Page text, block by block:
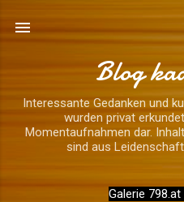
Direkt zum
Blog
Interessante Gedanken und
wurden privat
Momentaufnahmen dar.
sind aus
Galerie